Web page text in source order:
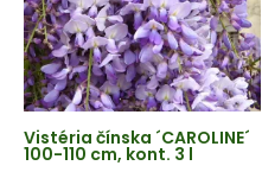
Vistéria čínska ´CAROLINE´
100-110 cm, kont. 3 l